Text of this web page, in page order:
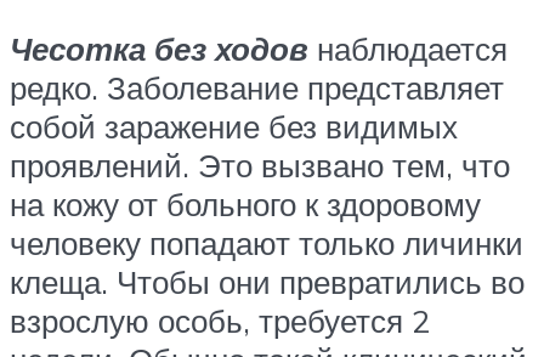
Чесотка без ходов наблюдается
редко. Заболевание представляет
собой заражение без видимых
проявлений. Это вызвано тем, что
на кожу от больного к здоровому
человеку попадают только личинки
клеща. Чтобы они превратились во
взрослую особь, требуется 2